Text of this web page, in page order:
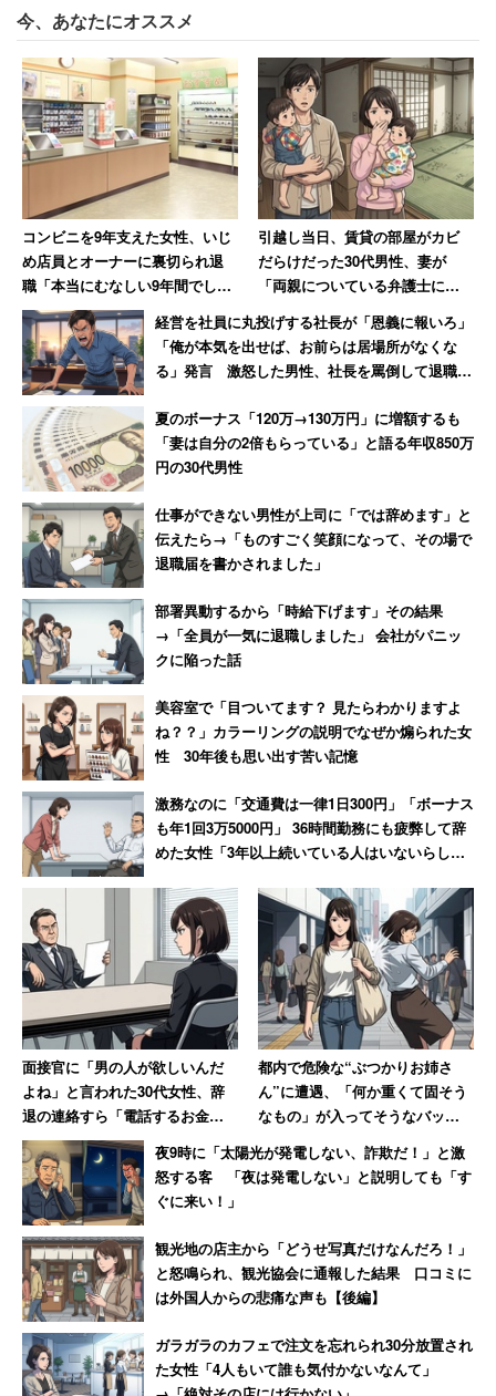
今、あなたにオススメ
コンビニを9年支えた女性、いじ
め店員とオーナーに裏切られ退
職「本当にむなしい9年間でし
た」
引越し当日、賃貸の部屋がカビ
だらけだった30代男性、妻が
「両親についている弁護士に相
談しますね」と反撃した結果
経営を社員に丸投げする社長が「恩義に報いろ」
「俺が本気を出せば、お前らは居場所がなくな
る」発言 激怒した男性、社長を罵倒して退職
夏のボーナス「120万→130万円」に増額するも
「妻は自分の2倍もらっている」と語る年収850万
円の30代男性
仕事ができない男性が上司に「では辞めます」と
伝えたら→「ものすごく笑顔になって、その場で
退職届を書かされました」
部署異動するから「時給下げます」その結果
→「全員が一気に退職しました」 会社がパニッ
クに陥った話
美容室で「目ついてます？ 見たらわかりますよ
ね？？」カラーリングの説明でなぜか煽られた女
性 30年後も思い出す苦い記憶
激務なのに「交通費は一律1日300円」「ボーナス
も年1回3万5000円」 36時間勤務にも疲弊して辞
めた女性「3年以上続いている人はいないらし
面接官に「男の人が欲しいんだ
よね」と言われた30代女性、辞
退の連絡すら「電話するお金と
時間ももったいなかった」
都内で危険な“ぶつかりお姉さ
ん”に遭遇、「何か重くて固そう
なもの」が入ってそうなバッグ
で体当たり 「おぞましい人
種」と語る40代男性
夜9時に「太陽光が発電しない、詐欺だ！」と激
怒する客 「夜は発電しない」と説明しても「す
ぐに来い！」
観光地の店主から「どうせ写真だけなんだろ！」
と怒鳴られ、観光協会に通報した結果 口コミに
は外国人からの悲痛な声も【後編】
ガラガラのカフェで注文を忘れられ30分放置され
た女性「4人もいて誰も気付かないなんて」